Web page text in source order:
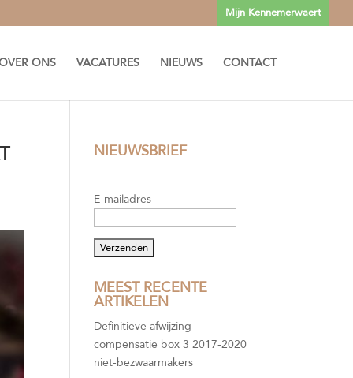
Mijn Kennemerwaert
ONS VACATURES NIEUWS CONTACT
NIEUWSBRIEF
E-mailadres
MEEST RECENTE
ARTIKELEN
Definitieve afwijzing
compensatie box 3 2017-2020
niet-bezwaarmakers